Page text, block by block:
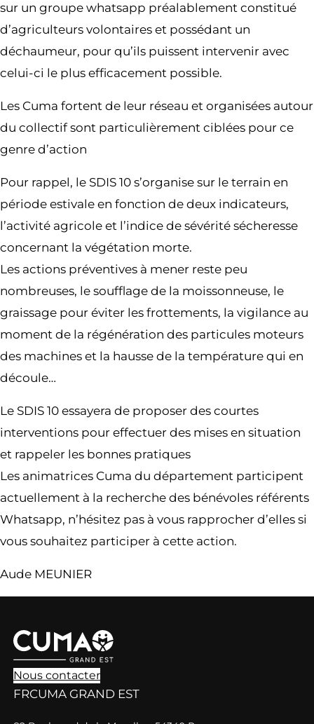
sur un groupe whatsapp préalablement constitué
d’agriculteurs volontaires et possédant un
déchaumeur, pour qu’ils puissent intervenir avec
celui-ci le plus efficacement possible.
Les Cuma fortent de leur réseau et organisées autour
du collectif sont particulièrement ciblées pour ce
genre d’action
Pour rappel, le SDIS 10 s’organise sur le terrain en
période estivale en fonction de deux indicateurs,
l’activité agricole et l’indice de sévérité sécheresse
concernant la végétation morte.
Les actions préventives à mener reste peu
nombreuses, le soufflage de la moissonneuse, le
graissage pour éviter les frottements, la vigilance au
moment de la régénération des particules moteurs
des machines et la hausse de la température qui en
découle…
Le SDIS 10 essayera de proposer des courtes
interventions pour effectuer des mises en situation
et rappeler les bonnes pratiques
Les animatrices Cuma du département participent
actuellement à la recherche des bénévoles référents
Whatsapp, n’hésitez pas à vous rapprocher d’elles si
vous souhaitez participer à cette action.
Aude MEUNIER
Nous contacter
FRCUMA GRAND EST